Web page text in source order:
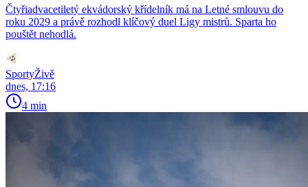
Čtyřiadvacetiletý ekvádorský křídelník má na Letné smlouvu do
roku 2029 a právě rozhodl klíčový duel Ligy mistrů. Sparta ho
pouštět nehodlá.
SportyŽivě
dnes, 17:16
4 min